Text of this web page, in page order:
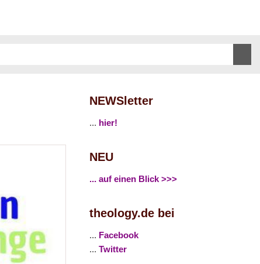
NEWSletter
... hier!
NEU
... auf einen Blick >>>
theology.de bei
... Facebook
... Twitter